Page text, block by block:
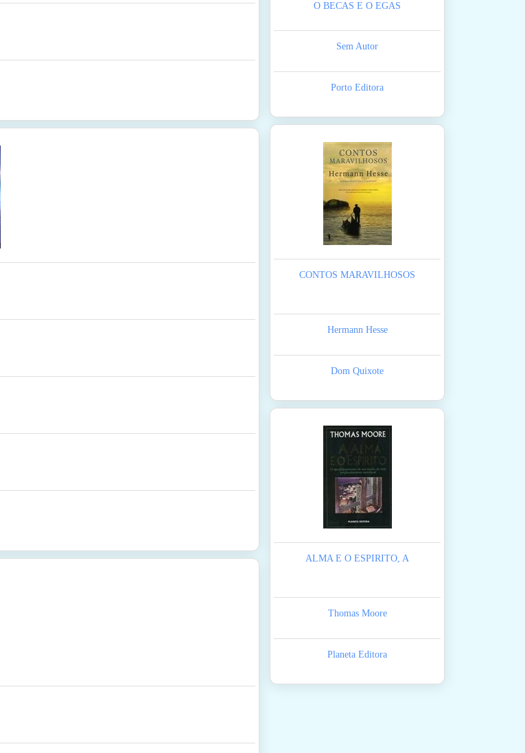
O BECAS E O EGAS
Sem Autor
Porto Editora
CONTOS MARAVILHOSOS
Hermann Hesse
Dom Quixote
ALMA E O ESPIRITO, A
Thomas Moore
Planeta Editora